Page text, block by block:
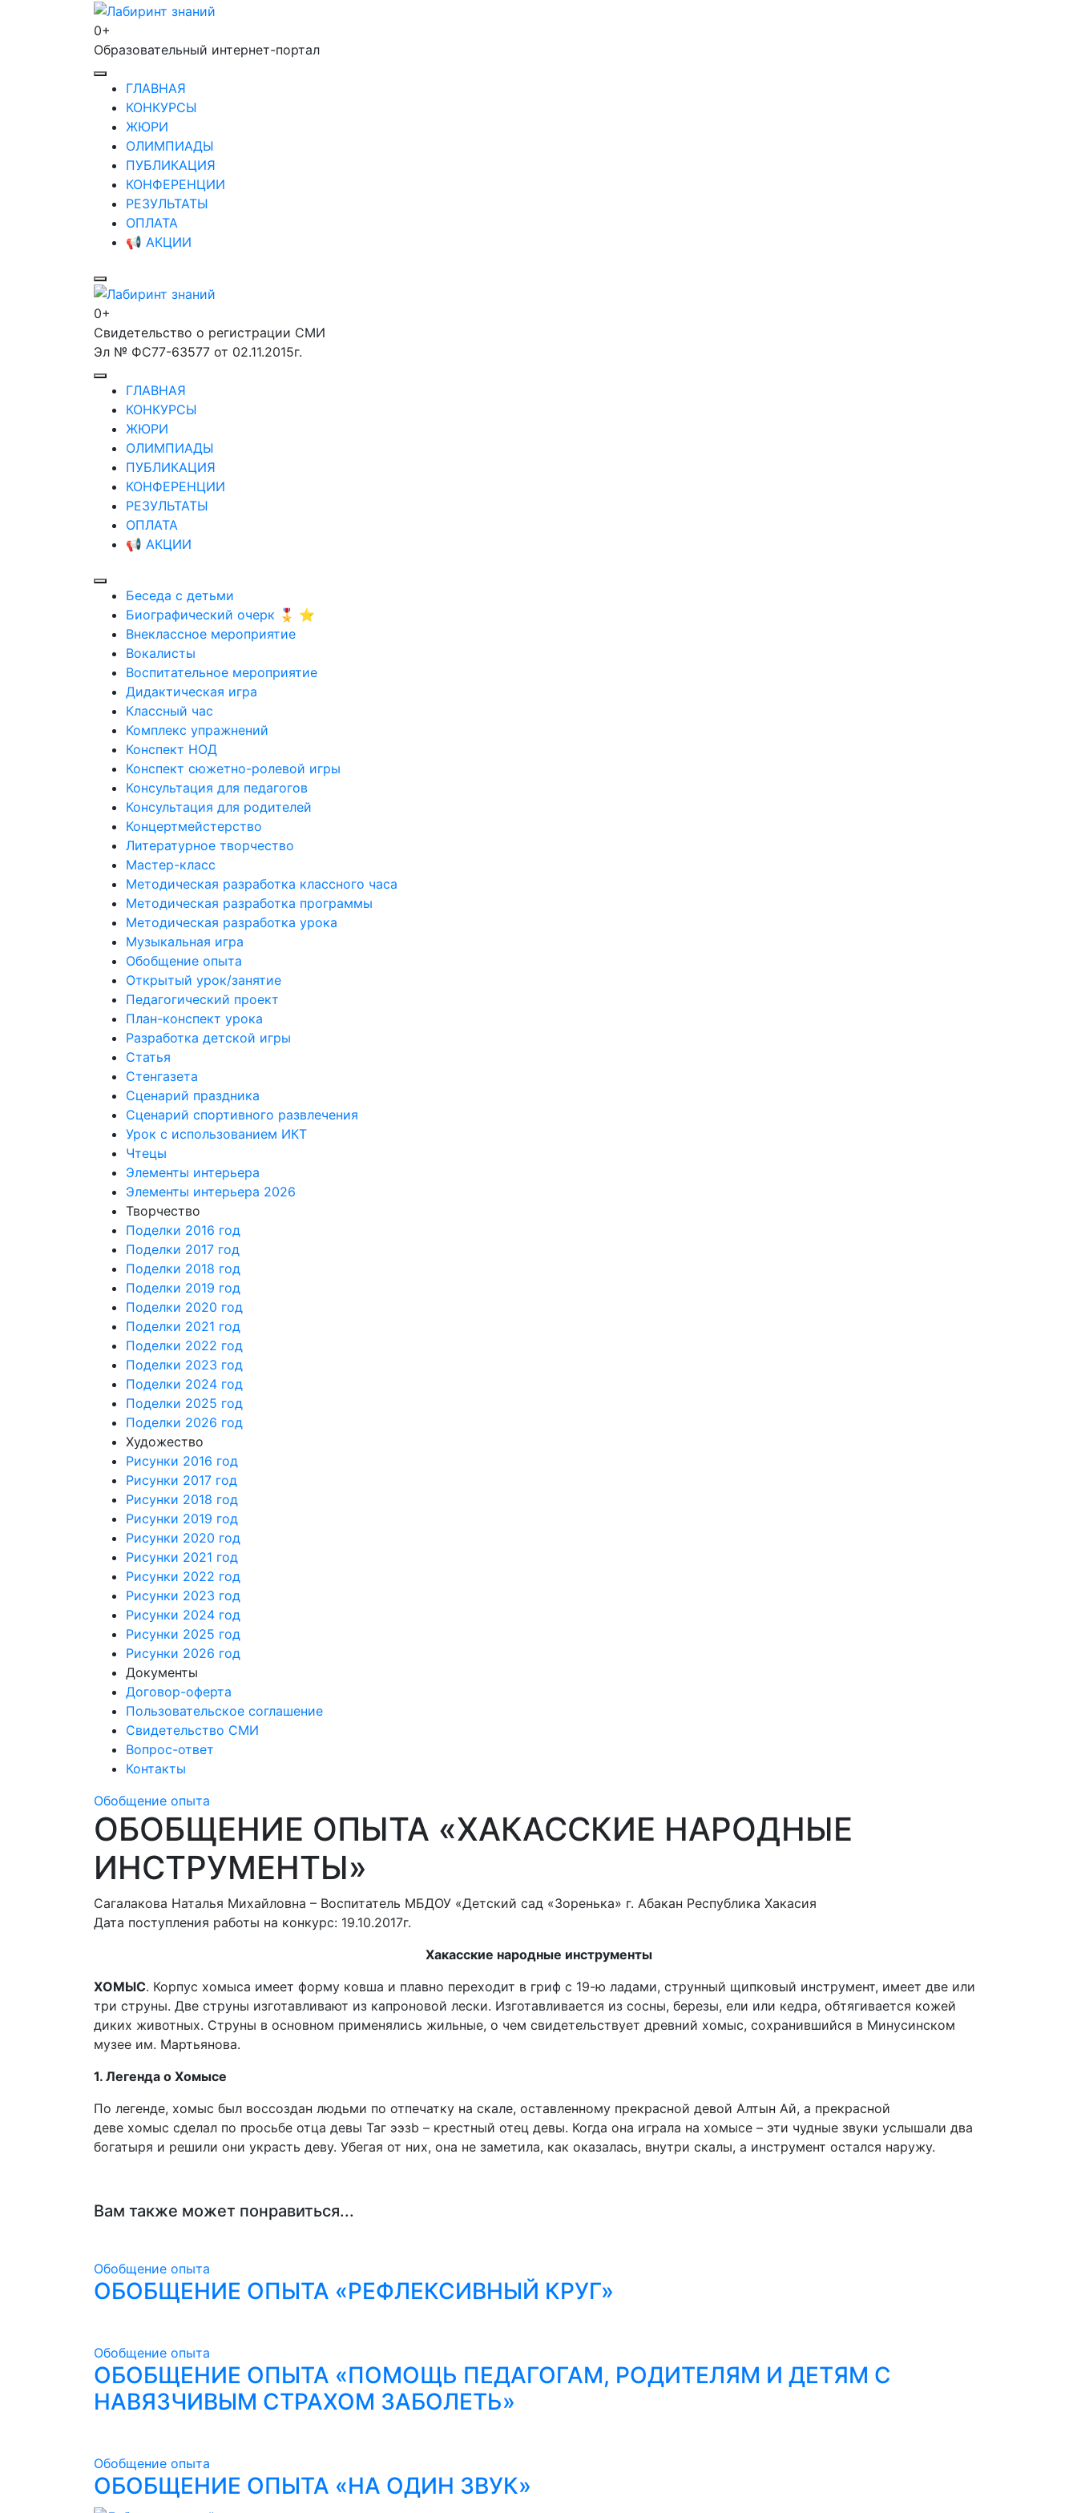
Лабиринт знаний
0+
Образовательный интернет-портал
ГЛАВНАЯ
КОНКУРСЫ
ЖЮРИ
ОЛИМПИАДЫ
ПУБЛИКАЦИЯ
КОНФЕРЕНЦИИ
РЕЗУЛЬТАТЫ
ОПЛАТА
📢 АКЦИИ
Лабиринт знаний
0+
Свидетельство о регистрации СМИ
Эл № ФС77-63577 от 02.11.2015г.
ГЛАВНАЯ
КОНКУРСЫ
ЖЮРИ
ОЛИМПИАДЫ
ПУБЛИКАЦИЯ
КОНФЕРЕНЦИИ
РЕЗУЛЬТАТЫ
ОПЛАТА
📢 АКЦИИ
Беседа с детьми
Биографический очерк 🎖️ ⭐
Внеклассное мероприятие
Вокалисты
Воспитательное мероприятие
Дидактическая игра
Классный час
Комплекс упражнений
Конспект НОД
Конспект сюжетно-ролевой игры
Консультация для педагогов
Консультация для родителей
Концертмейстерство
Литературное творчество
Мастер-класс
Методическая разработка классного часа
Методическая разработка программы
Методическая разработка урока
Музыкальная игра
Обобщение опыта
Открытый урок/занятие
Педагогический проект
План-конспект урока
Разработка детской игры
Статья
Стенгазета
Сценарий праздника
Сценарий спортивного развлечения
Урок с использованием ИКТ
Чтецы
Элементы интерьера
Элементы интерьера 2026
Творчество
Поделки 2016 год
Поделки 2017 год
Поделки 2018 год
Поделки 2019 год
Поделки 2020 год
Поделки 2021 год
Поделки 2022 год
Поделки 2023 год
Поделки 2024 год
Поделки 2025 год
Поделки 2026 год
Художество
Рисунки 2016 год
Рисунки 2017 год
Рисунки 2018 год
Рисунки 2019 год
Рисунки 2020 год
Рисунки 2021 год
Рисунки 2022 год
Рисунки 2023 год
Рисунки 2024 год
Рисунки 2025 год
Рисунки 2026 год
Документы
Договор-оферта
Пользовательское соглашение
Свидетельство СМИ
Вопрос-ответ
Контакты
Обобщение опыта
ОБОБЩЕНИЕ ОПЫТА «ХАКАССКИЕ НАРОДНЫЕ
ИНСТРУМЕНТЫ»
Сагалакова Наталья Михайловна – Воспитатель МБДОУ «Детский сад «Зоренька» г. Абакан Республика Хакасия
Дата поступления работы на конкурс: 19.10.2017г.
Хакасские народные инструменты
XОМЫС. Корпус хомыса имеет форму ковша и плавно переходит в гриф с 19-ю ладами, струнный щипковый инструмент, имеет две или
три струны. Две струны изготавливают из капроновой лески. Изготавливается из сосны, березы, ели или кедра, обтягивается кожей
диких животных. Струны в основном применялись жильные, о чем свидетельствует древний хомыс, сохранившийся в Минусинском
музее им. Мартьянова.
1. Легенда о Хомысе
По легенде, хомыс был воссоздан людьми по отпечатку на скале, оставленному прекрасной девой Алтын Ай, а прекрасной
деве хомыс сделал по просьбе отца девы Таг ээзb – крестный отец девы. Когда она играла на хомысе – эти чудные звуки услышали два
богатыря и решили они украсть деву. Убегая от них, она не заметила, как оказалась, внутри скалы, а инструмент остался наружу.
Вам также может понравиться...
Обобщение опыта
ОБОБЩЕНИЕ ОПЫТА «РЕФЛЕКСИВНЫЙ КРУГ»
Обобщение опыта
ОБОБЩЕНИЕ ОПЫТА «ПОМОЩЬ ПЕДАГОГАМ, РОДИТЕЛЯМ И ДЕТЯМ С
НАВЯЗЧИВЫМ СТРАХОМ ЗАБОЛЕТЬ»
Обобщение опыта
ОБОБЩЕНИЕ ОПЫТА «НА ОДИН ЗВУК»